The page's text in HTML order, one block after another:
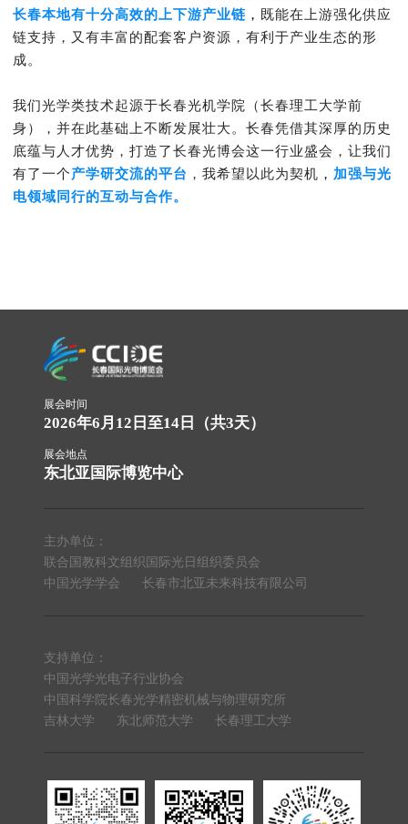
长春本地有十分高效的上下游产业链 ， 既能在上游强化供应
链支持，又有丰富的配套客户资源，有利于产业生态的形
成。
我们光学类技术起源于长春光机学院（长春理工大学前
身），并在此基础上不断发展壮大。长春凭借其深厚的历史
底蕴与人才优势，打造了长春光博会这一行业盛会，让我们
有了一个产学研交流的平台 ，我希望以此为契机 ， 加强与光
电领域同行的互动与合作。
展会时间
2026年6月12日至14日（共3天）
展会地点
东北亚国际博览中心
主办单位：
联合国教科文组织国际光日组织委员会
中国光学学会
长春市北亚未来科技有限公司
支持单位：
中国光学光电子行业协会
中国科学院长春光学精密机械与物理研究所
吉林大学
东北师范大学 长春理工大学